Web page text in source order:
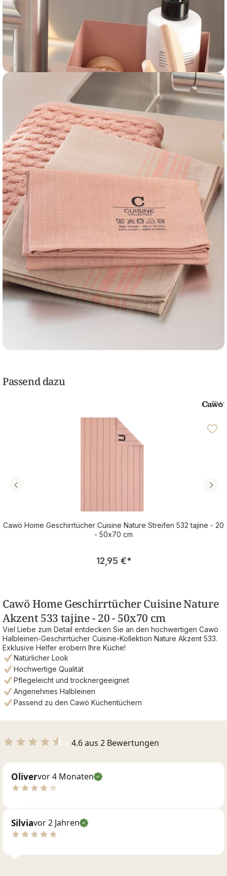
Passend dazu
Cawö Home Geschirrtücher Cuisine Nature Streifen 532 tajine - 20
- 50x70 cm
Regulärer Preis:
12,95 €*
Cawö Home Geschirrtücher Cuisine Nature
Akzent 533 tajine - 20 - 50x70 cm
Viel Liebe zum Detail entdecken Sie an den hochwertigen Cawö
Halbleinen-Geschirrtücher Cuisine-Kollektion Nature Akzent 533.
Exklusive Helfer erobern Ihre Küche!
Natürlicher Look
Hochwertige Qualität
Pflegeleicht und trocknergeeignet
Angenehmes Halbleinen
Passend zu den Cawö Küchentüchern
4.6 aus 2 Bewertungen
Olivervor 4 Monaten
Silviavor 2 Jahren